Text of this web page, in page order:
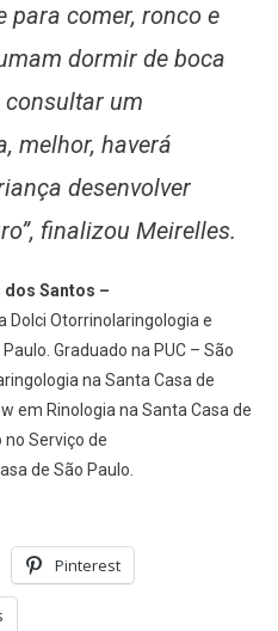
para comer, ronco e
dormir de boca
consultar um
melhor, haverá
desenvolver
finalizou Meirelles.
dos Santos –
Dolci Otorrinolaringologia e
Graduado na PUC – São
na Santa Casa de
em Rinologia na Santa Casa de
Serviço de
de São Paulo.
Pinterest